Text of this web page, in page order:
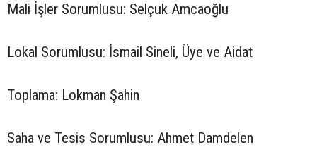
Mali İşler Sorumlusu: Selçuk Amcaoğlu
Lokal Sorumlusu: İsmail Sineli, Üye ve Aidat
Toplama: Lokman Şahin
Saha ve Tesis Sorumlusu: Ahmet Damdelen